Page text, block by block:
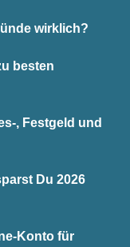
wirklich?
besten
, Festgeld und
Du 2026
Konto für